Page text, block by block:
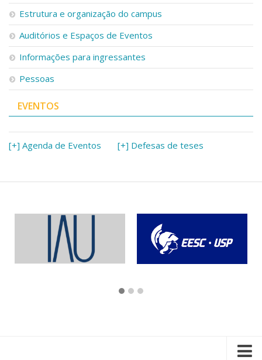
Estrutura e organização do campus
Auditórios e Espaços de Eventos
Informações para ingressantes
Pessoas
EVENTOS
[+] Agenda de Eventos [+] Defesas de teses